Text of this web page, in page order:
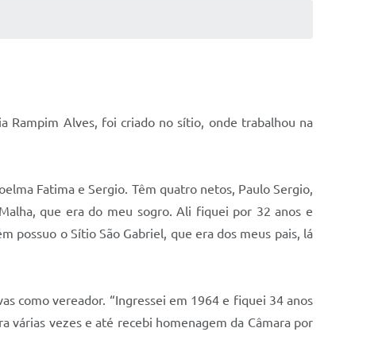
Rampim Alves, foi criado no sítio, onde trabalhou na
Fatima e Sergio. Têm quatro netos, Paulo Sergio,
que era do meu sogro. Ali fiquei por 32 anos e
possuo o Sítio São Gabriel, que era dos meus pais, lá
como vereador. “Ingressei em 1964 e fiquei 34 anos
várias vezes e até recebi homenagem da Câmara por